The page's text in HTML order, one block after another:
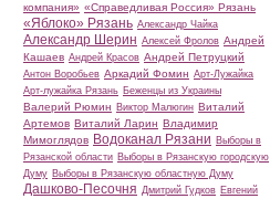
компания» «Справедливая Россия» Рязань
«Яблоко» Рязань Александр Чайка
Александр Шерин Алексей Фролов Андрей
Кашаев Андрей Красов Андрей Петруцкий
Антон Воробьев Аркадий Фомин Арт-Лужайка
Арт-лужайка Рязань Беженцы из Украины
Валерий Рюмин Виктор Малюгин Виталий
Артемов Виталий Ларин Владимир
Мимоглядов Водоканал Рязани Выборы в
Рязанской области Выборы в Рязанскую городскую
Думу Выборы в Рязанскую областную Думу
Дашково-Песочня Дмитрий Гудков Евгений